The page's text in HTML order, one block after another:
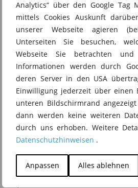
Analytics“ über den Google Tag
mittels Cookies Auskunft
unserer Webseite agieren
Unterseiten Sie besuchen,
Webseite Sie betrachten
Informationen werden durch
deren Server in den USA
Einwilligung jederzeit über einen
unteren Bildschirmrand
dann werden keine weiteren
durch uns erhoben. Weitere
Datenschutzhinweisen .
Anpassen Alles ablehnen
Name*
E-Mail-Adresse
Website
Kommentar*